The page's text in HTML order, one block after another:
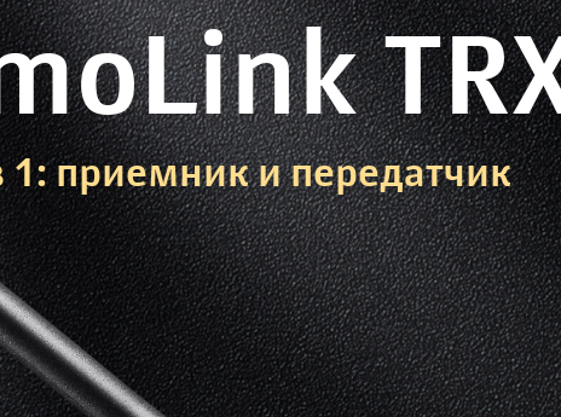
1: приемник и передатчик